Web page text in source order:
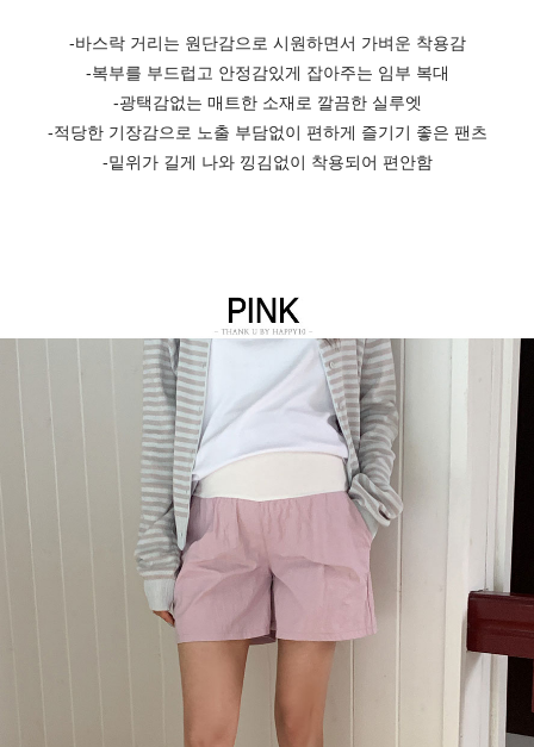
-바스락 거리는 원단감으로 시원하면서 가벼운 착용감
-복부를 부드럽고 안정감있게 잡아주는 임부 복대
-광택감없는 매트한 소재로 깔끔한 실루엣
-적당한 기장감으로 노출 부담없이 편하게 즐기기 좋은 팬츠
-밑위가 길게 나와 낑김없이 착용되어 편안함